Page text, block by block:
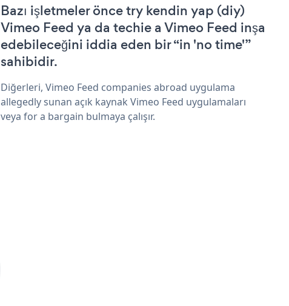
Bazı işletmeler önce try kendin yap (diy)
Vimeo Feed ya da techie a Vimeo Feed inşa
edebileceğini iddia eden bir “in 'no time'”
sahibidir.
Diğerleri, Vimeo Feed companies abroad uygulama
allegedly sunan açık kaynak Vimeo Feed uygulamaları
veya for a bargain bulmaya çalışır.